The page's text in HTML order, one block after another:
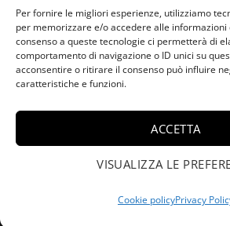
Per fornire le migliori esperienze, utilizziamo
per memorizzare e/o accedere alle informazioni
consenso a queste tecnologie ci permetterà di
comportamento di navigazione o ID unici su
acconsentire o ritirare il consenso può influire
caratteristiche e funzioni.
ACCETTA
VISUALIZZA LE
Cookie policyPrivacy
I nostri canali social
Credits:Studio